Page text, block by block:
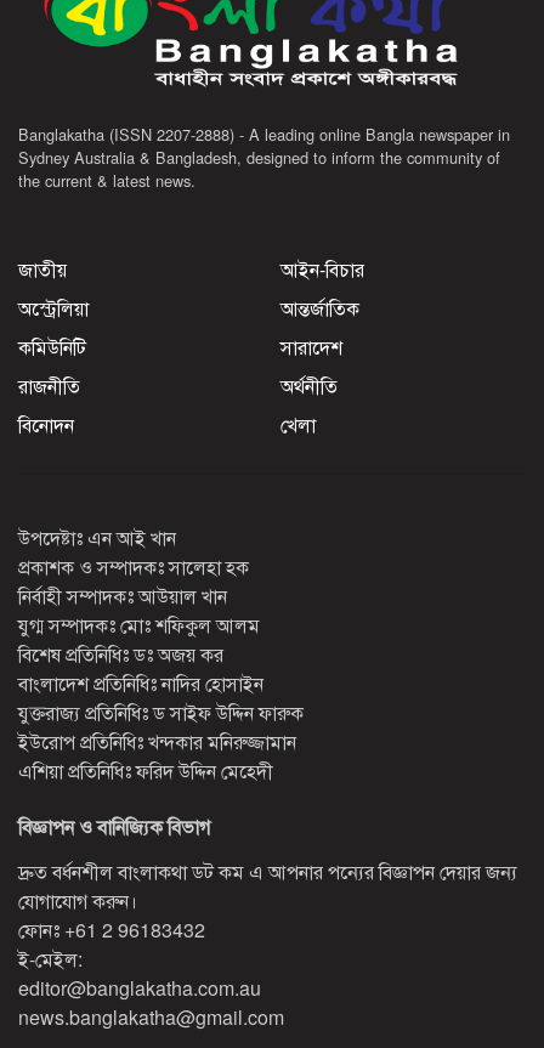
Banglakatha (ISSN 2207-2888) - A leading online Bangla newspaper in
Sydney Australia & Bangladesh, designed to inform the community of
the current & latest news.
জাতীয়
আইন-বিচার
অস্ট্রেলিয়া
আন্তর্জাতিক
কমিউনিটি
সারাদেশ
রাজনীতি
অর্থনীতি
বিনোদন
খেলা
উপদেষ্টাঃ এন আই খান
প্রকাশক ও সম্পাদকঃ সালেহা হক
নির্বাহী সম্পাদকঃ আউয়াল খান
যুগ্ম সম্পাদকঃ মোঃ শফিকুল আলম
বিশেষ প্রতিনিধিঃ ডঃ অজয় কর
বাংলাদেশ প্রতিনিধিঃ নাদির হোসাইন
যুক্তরাজ্য প্রতিনিধিঃ ড সাইফ উদ্দিন ফারুক
ইউরোপ প্রতিনিধিঃ খন্দকার মনিরুজ্জামান
এশিয়া প্রতিনিধিঃ ফরিদ উদ্দিন মেহেদী
বিজ্ঞাপন ও বানিজ্যিক বিভাগ
দ্রুত বর্ধনশীল বাংলাকথা ডট কম এ আপনার পন্যের বিজ্ঞাপন দেয়ার জন্য
যোগাযোগ করুন।
ফোনঃ +61 2 96183432
ই-মেইল:
editor@banglakatha.com.au
news.banglakatha@gmail.com